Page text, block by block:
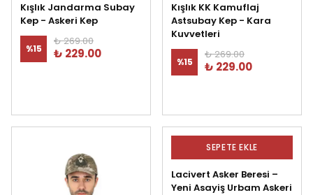
Kışlık Jandarma Subay
Kep - Askeri Kep
%15
₺ 269.00
₺ 229.00
Kışlık KK Kamuflaj
Astsubay Kep - Kara
Kuvvetleri
%15
₺ 269.00
₺ 229.00
SEPETE EKLE
Lacivert Asker Beresi –
Yeni Asayiş Urbam Askeri